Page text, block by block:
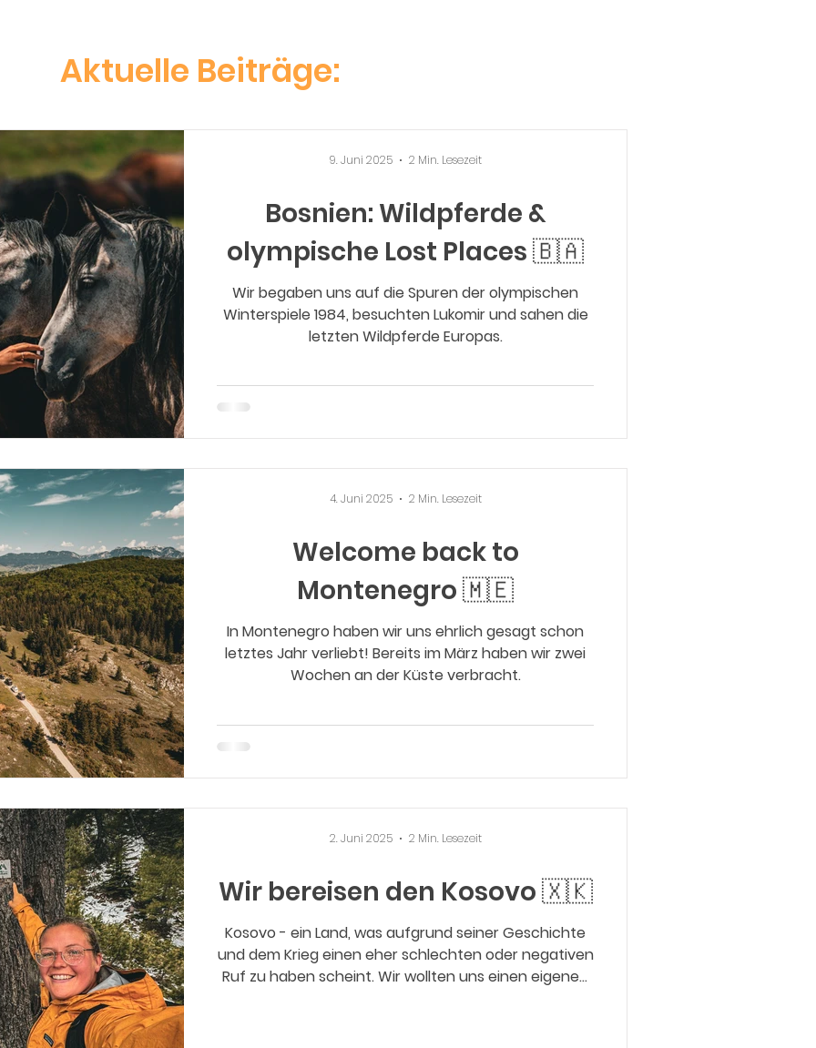
Aktuelle Beiträge:
Bosnien: Wildpferde &
olympische Lost Places 🇧🇦
Wir begaben uns auf die Spuren der olympischen
Winterspiele 1984, besuchten Lukomir und sahen die
letzten Wildpferde Europas.
9. Juni 2025 2 Min. Lesezeit
Welcome back to
Montenegro 🇲🇪
In Montenegro haben wir uns ehrlich gesagt schon
letztes Jahr verliebt! Bereits im März haben wir zwei
Wochen an der Küste verbracht.
4. Juni 2025 2 Min. Lesezeit
Wir bereisen den Kosovo 🇽🇰
Kosovo - ein Land, was aufgrund seiner Geschichte
und dem Krieg einen eher schlechten oder negativen
Ruf zu haben scheint. Wir wollten uns einen eigenen
2. Juni 2025 2 Min. Lesezeit